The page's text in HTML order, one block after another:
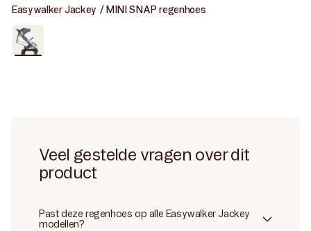
prijs
Easywalker Jackey / MINI SNAP regenhoes
Als
nieuw
Veel gestelde vragen over dit
product
Past deze regenhoes op alle Easywalker Jackey
modellen?